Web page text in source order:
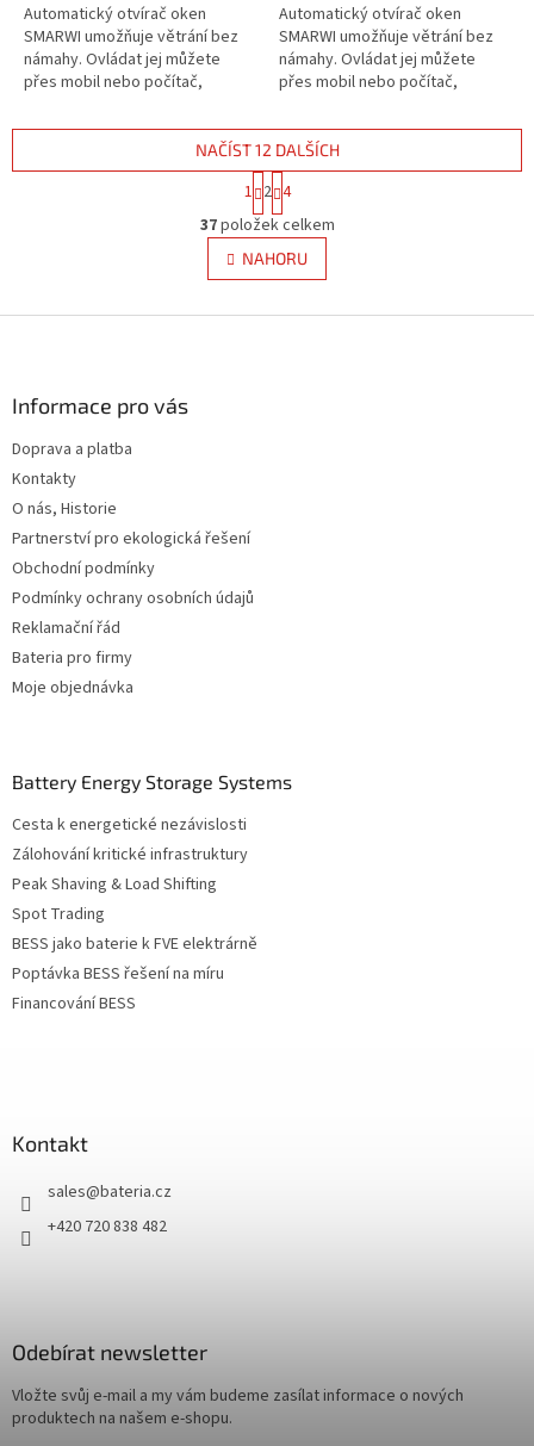
Automatický otvírač oken
SMARWI umožňuje větrání bez
námahy. Ovládat jej můžete
přes mobil nebo počítač,
naplánovat automatické
otevírání a zavírání podle...
Automatický otvírač oken
SMARWI umožňuje větrání bez
námahy. Ovládat jej můžete
přes mobil nebo počítač,
naplánovat automatické
otevírání a zavírání podle...
O
v
l
á
NAČÍST 12 DALŠÍCH
S
t
r
á
n
k
v
1 2 4
37položek celkem
NAHORU
Informace pro vás
Doprava a platba
Kontakty
O nás, Historie
Partnerství pro ekologická řešení
Obchodní podmínky
Podmínky ochrany osobních údajů
Reklamační řád
Bateria pro firmy
Moje objednávka
Battery Energy Storage Systems
Cesta k energetické nezávislosti
Zálohování kritické infrastruktury
Peak Shaving & Load Shifting
Spot Trading
BESS jako baterie k FVE elektrárně
Poptávka BESS řešení na míru
Financování BESS
Kontakt
sales@bateria.cz
+420 720 838 482
Odebírat newsletter
Vložte svůj e-mail a my vám budeme zasílat informace o nových
produktech na našem e-shopu.